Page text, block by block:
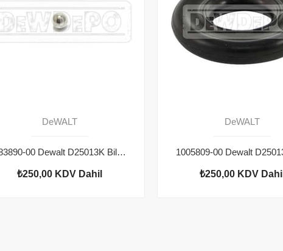
DeWALT
583890-00 Dewalt D25013K Bilye
₺250,00 KDV Dahil
DeWALT
₺250,00 KDV Dahil